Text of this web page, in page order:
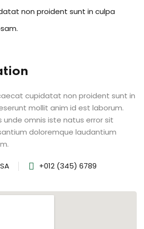
non proident sunt in culpa
cupidatat non proident sunt in
mollit anim id est laborum.
unde omnis iste natus error sit
doloremque laudantium
+012 (345) 6789